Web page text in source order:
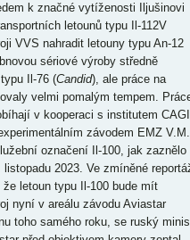
k značné vytíženosti Iljušinovi
letounů typu Il-112V
VVS nahradit letouny typu An-12
sériové výroby středně
Il-76 (Candid), ale práce na
velmi pomalým tempem.
v kooperaci s institutem CAGI
závodem EMZ V.M.
označení Il-100, jak zaznělo
2023. Ve zmíněné
letoun typu Il-100 bude mít
nyní v areálu závodu Aviastar
toho samého roku, se ruský